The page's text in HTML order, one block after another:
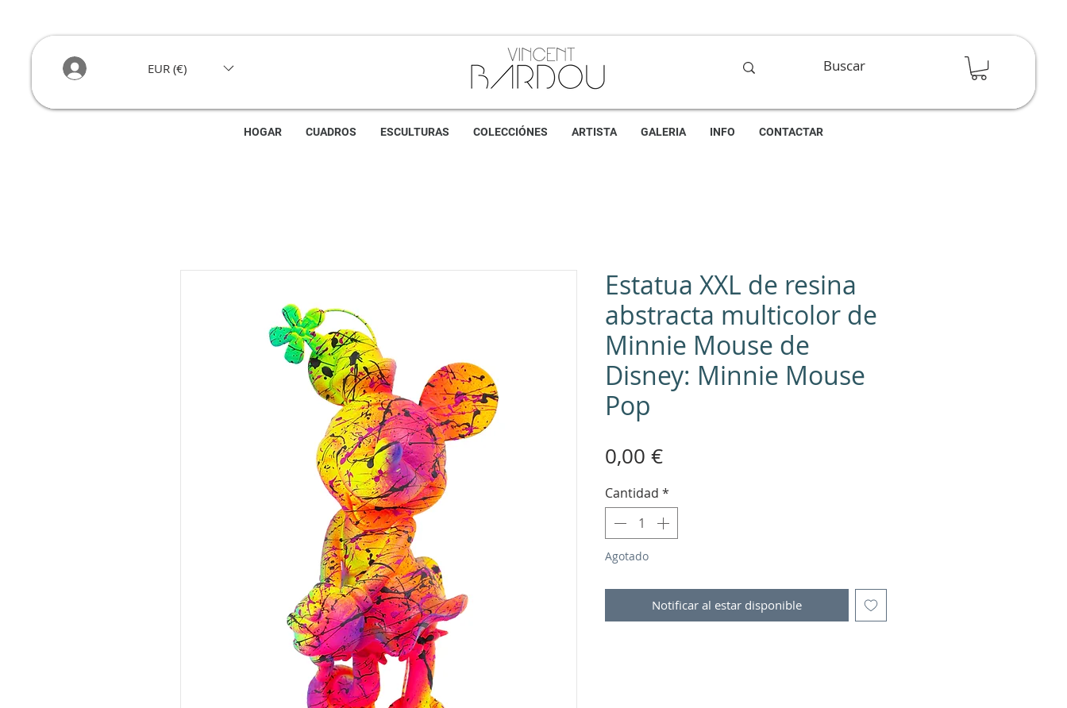
EUR (€)
HOGAR CUADROS ESCULTURAS COLECCIÓNES ARTISTA GALERIA INFO CONTACTAR
Estatua XXL de resina
abstracta multicolor de
Minnie Mouse de
Disney: Minnie Mouse
Pop
0,00 €Precio
Cantidad *
Agotado
Notificar al estar disponible